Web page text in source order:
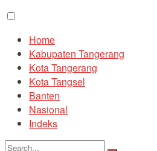
Home
Kabupaten Tangerang
Kota Tangerang
Kota Tangsel
Banten
Nasional
Indeks